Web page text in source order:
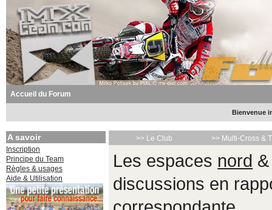
Accueil du Forum
Bienvenue
A savoir
Inscription
Principe du Team
Règles & usages
Aide & Utilisation
>> Le Club >> Multi-Cross &
Les espaces nord
discussions en